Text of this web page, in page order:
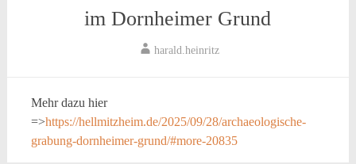
im Dornheimer Grund
harald.heinritz
Mehr dazu hier
=>https://hellmitzheim.de/2025/09/28/archaeologische-
grabung-dornheimer-grund/#more-20835